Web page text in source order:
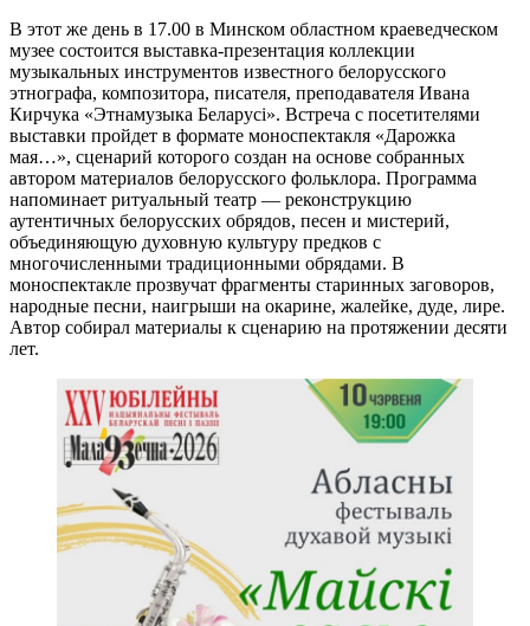
В этот же день в 17.00 в Минском областном краеведческом
музее состоится выставка-презентация коллекции
музыкальных инструментов известного белорусского
этнографа, композитора, писателя, преподавателя Ивана
Кирчука «Этнамузыка Беларусі». Встреча с посетителями
выставки пройдет в формате моноспектакля «Дарожка
мая…», сценарий которого создан на основе собранных
автором материалов белорусского фольклора. Программа
напоминает ритуальный театр — реконструкцию
аутентичных белорусских обрядов, песен и мистерий,
объединяющую духовную культуру предков с
многочисленными традиционными обрядами. В
моноспектакле прозвучат фрагменты старинных заговоров,
народные песни, наигрыши на окарине, жалейке, дуде, лире.
Автор собирал материалы к сценарию на протяжении десяти
лет.